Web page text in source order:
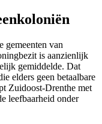
gemeenten van
is aanzienlijk
gemiddelde. Dat
elders geen betaalbare
Zuidoost-Drenthe met
leefbaarheid onder